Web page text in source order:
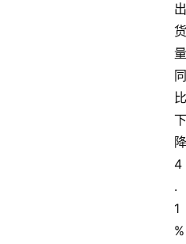
出
货
量
同
比
下
降
4
.
1
%